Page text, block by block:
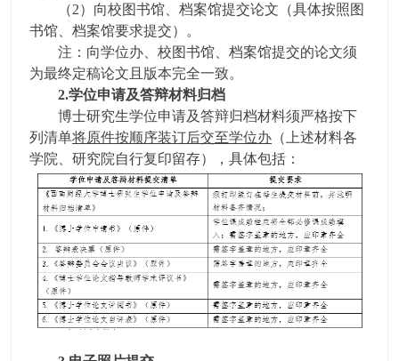
（2）向校图书馆、档案馆提交论文（具体按照图
书馆、档案馆要求提交）。
注：向学位办、校图书馆、档案馆提交的论文须
为最终定稿论文且版本完全一致。
2.学位申请及答辩材料归档
博士研究生学位申请及答辩归档材料须严格按下
列清单将原件按顺序装订后交至学位办 （上述材料各
学院、研究院自行复印留存），具体包括：